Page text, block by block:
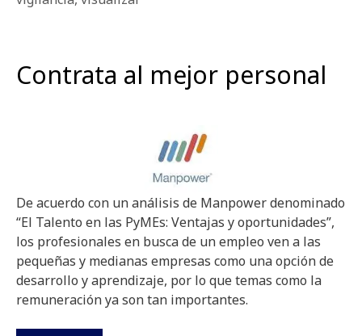
Contrata al mejor personal
De acuerdo con un análisis de Manpower denominado
“El Talento en las PyMEs: Ventajas y oportunidades”,
los profesionales en busca de un empleo ven a las
pequeñas y medianas empresas como una opción de
desarrollo y aprendizaje, por lo que temas como la
remuneración ya son tan importantes.